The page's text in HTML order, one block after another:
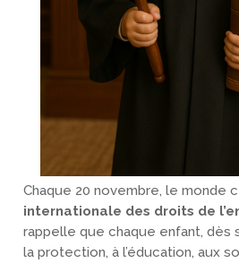
Chaque 20 novembre, le monde
internationale des droits de
rappelle que chaque enfant, dès
la protection, à l’éducation, aux